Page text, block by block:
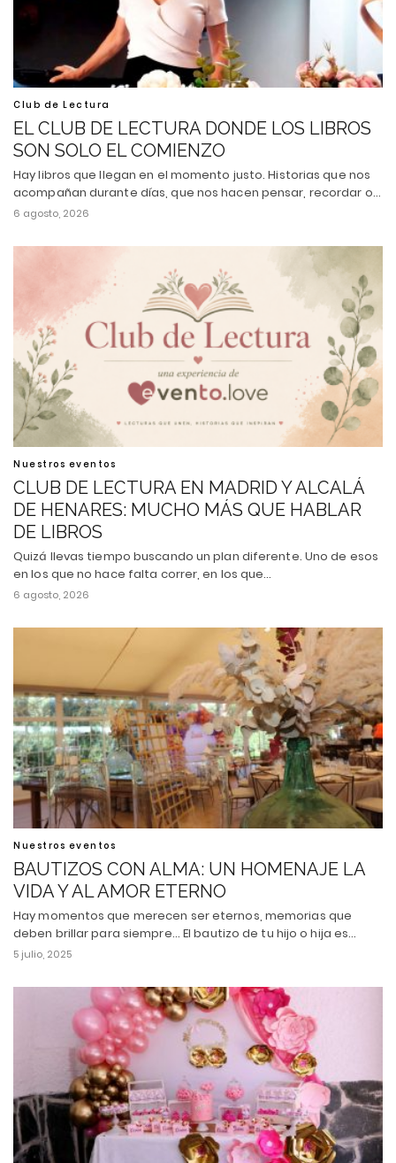
Club de Lectura
EL CLUB DE LECTURA DONDE LOS LIBROS
SON SOLO EL COMIENZO
Hay libros que llegan en el momento justo. Historias que nos
acompañan durante días, que nos hacen pensar, recordar o…
6 agosto, 2026
Nuestros eventos
CLUB DE LECTURA EN MADRID Y ALCALÁ
DE HENARES: MUCHO MÁS QUE HABLAR
DE LIBROS
Quizá llevas tiempo buscando un plan diferente. Uno de esos
en los que no hace falta correr, en los que…
6 agosto, 2026
Nuestros eventos
BAUTIZOS CON ALMA: UN HOMENAJE LA
VIDA Y AL AMOR ETERNO
Hay momentos que merecen ser eternos, memorias que
deben brillar para siempre... El bautizo de tu hijo o hija es…
5 julio, 2025